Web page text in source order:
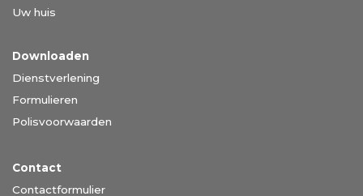
Uw huis
Downloaden
Dienstverlening
Formulieren
Polisvoorwaarden
Contact
Contactformulier